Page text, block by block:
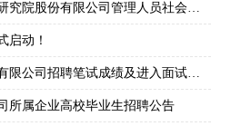
2025年云南省交通规划设计研究院股份有限公司管理人员社会招聘公告
启动！
2025年红河州红投永良矿业有限公司招聘笔试成绩及进入面试人员名单公示
所属企业高校毕业生招聘公告